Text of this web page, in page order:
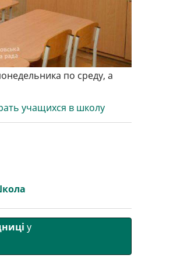
по среду, а
учащихся в школу
у